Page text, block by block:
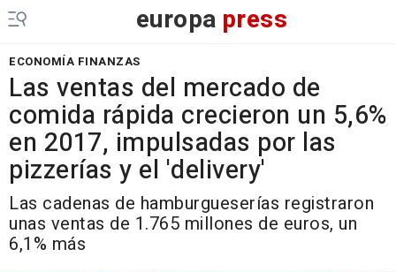
europa press
ECONOMÍA FINANZAS
Las ventas del mercado de
comida rápida crecieron un 5,6%
en 2017, impulsadas por las
pizzerías y el 'delivery'
Las cadenas de hamburgueserías registraron
unas ventas de 1.765 millones de euros, un
6,1% más